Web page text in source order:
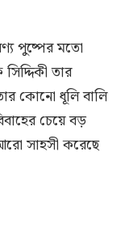
পুষ্পের মতো
তার
কোনো ধূলি বালি
চেয়ে বড়
সাহসী করেছে